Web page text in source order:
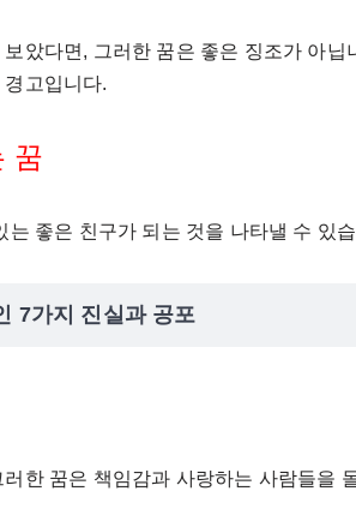
았다면, 그러한 꿈은 좋은 징조가 아
고입니다.
꿈
좋은 친구가 되는 것을 나타낼 수 있
7가지 진실과 공포
한 꿈은 책임감과 사랑하는 사람들을